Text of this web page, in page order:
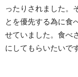
ったりされました。
とを優先する為に食
せていました。食べ
にしてもらいたいで